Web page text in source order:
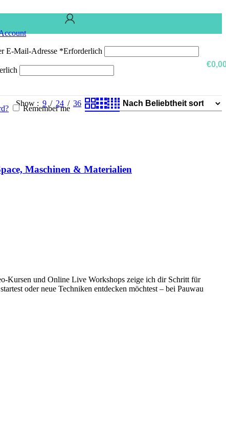
E-Mail-Adresse *Erforderlich
Remember me
€
Show 9 24 36
Maschinen & Materialien
Kursen und Online Live Workshops zeige ich dir Schritt für
oder neue Techniken entdecken möchtest – bei Pauwau